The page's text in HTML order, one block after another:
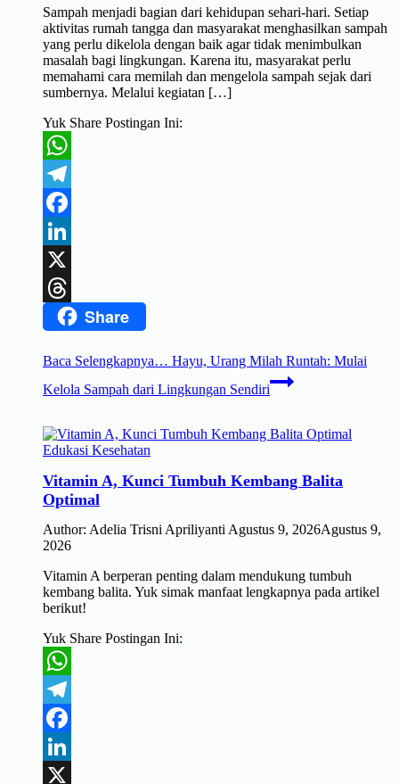
Sampah menjadi bagian dari kehidupan sehari-hari. Setiap
aktivitas rumah tangga dan masyarakat menghasilkan sampah
yang perlu dikelola dengan baik agar tidak menimbulkan
masalah bagi lingkungan. Karena itu, masyarakat perlu
memahami cara memilah dan mengelola sampah sejak dari
sumbernya. Melalui kegiatan […]
Yuk Share Postingan Ini:
WhatsApp
Telegram
Facebook
LinkedIn
X
ThreadsShare
Baca Selengkapnya… Hayu, Urang Milah Runtah: Mulai
Kelola Sampah dari Lingkungan Sendiri
Edukasi Kesehatan
Vitamin A, Kunci Tumbuh Kembang Balita
Optimal
Author: Adelia Trisni Apriliyanti Agustus 9, 2026Agustus 9,
2026
Vitamin A berperan penting dalam mendukung tumbuh
kembang balita. Yuk simak manfaat lengkapnya pada artikel
berikut!
Yuk Share Postingan Ini:
WhatsApp
Telegram
Facebook
LinkedIn